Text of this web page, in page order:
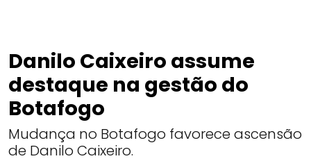
Danilo Caixeiro assume
destaque na gestão do
Botafogo
Mudança no Botafogo favorece ascensão
de Danilo Caixeiro.